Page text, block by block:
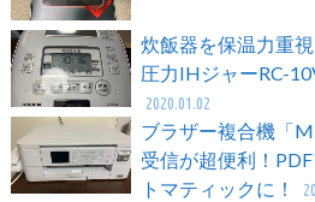
炊飯器を保温力重
圧力IHジャーRC-
2020.01.02
ブラザー複合機「
受信が超便利！
トマティックに！